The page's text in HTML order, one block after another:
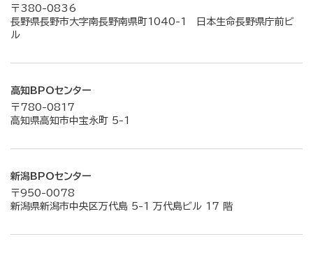
〒380-0836
長野県長野市大字南長野南県町1040-1 日本生命長野県庁前ビ
ル
高知BPOセンター
〒780-0817
高知県高知市中宝永町 5-1
新潟BPOセンター
〒950-0078
新潟県新潟市中央区万代島 5-1 万代島ビル 17 階